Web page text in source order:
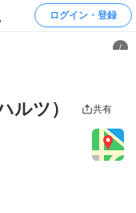
ログイン・登録
/
ルツ） 共有